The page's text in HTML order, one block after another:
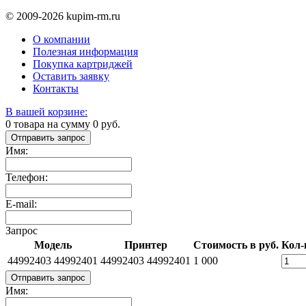
© 2009-2026 kupim-rm.ru
О компании
Полезная информация
Покупка картриджей
Оставить заявку
Контакты
В вашей корзине:
0 товара на сумму 0 руб.
Отправить запрос
Имя:
Телефон:
E-mail:
Запрос
Модель
Принтер Стоимость в руб. Кол-
44992403 44992401 44992403 44992401 1 000
Отправить запрос
Имя: